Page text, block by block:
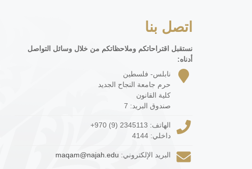
اتصل بنا
نستقبل اقتراحاتكم وملاحظاتكم من خلال وسائل التواصل
أدناه:
نابلس- فلسطين
حرم جامعة النجاح الجديد
كلية القانون
صندوق البريد: 7
الهاتف: +970 (9) 2345113
داخلي: 4144
البريد الإلكتروني: maqam@najah.edu